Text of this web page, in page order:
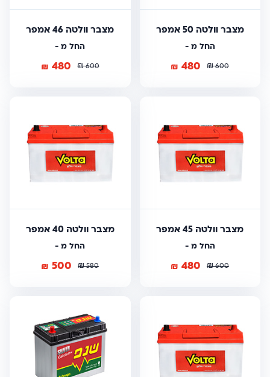
מצבר וולטה 50 אמפר
החל מ -
600
₪
480
₪
מצבר וולטה 46 אמפר
החל מ -
600
₪
480
₪
מצבר וולטה 45 אמפר
החל מ -
600
₪
480
₪
מצבר וולטה 40 אמפר
החל מ -
580
₪
500
₪